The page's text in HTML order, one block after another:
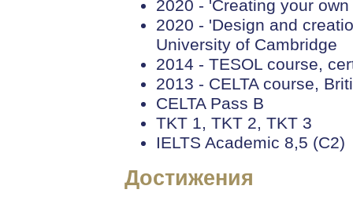
2020 - 'Creating your
2020 - 'Design and
University of Cambridge
2014 - TESOL course,
2013 - CELTA course,
CELTA Pass B
TKT 1, TKT 2, TKT 3
IELTS Academic 8,5 (C2)
Достижения